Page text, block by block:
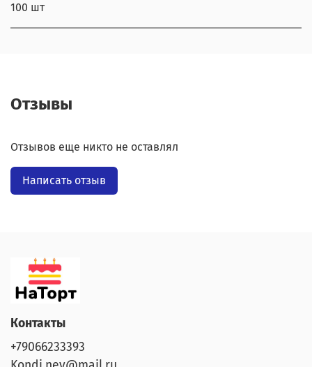
100 шт
Отзывы
Отзывов еще никто не оставлял
Написать отзыв
Контакты
+79066233393